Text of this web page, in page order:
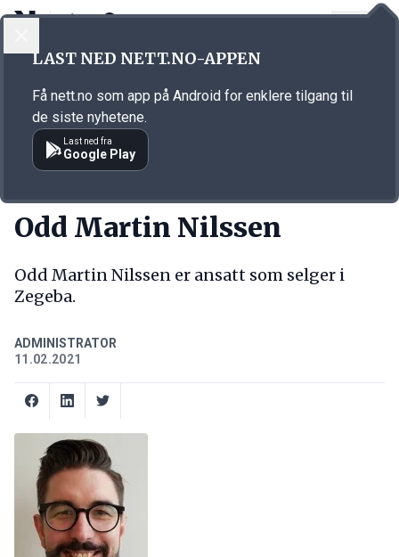
Annonsørinnhold
Odd Martin Nilssen
Odd Martin Nilssen er ansatt som selger i
Zegeba.
ADMINISTRATOR
11.02.2021
LAST NED NETT.NO-APPEN
Få nett.no som app på Android for enklere tilgang til
de siste nyhetene.
Last ned fra
Google Play